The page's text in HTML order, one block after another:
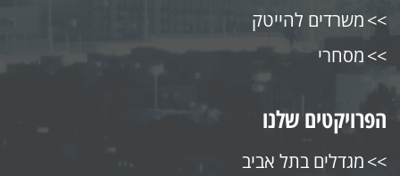
משרדים להייטק
מסחרי
הפרויקטים שלנו
מגדלים בתל אביב